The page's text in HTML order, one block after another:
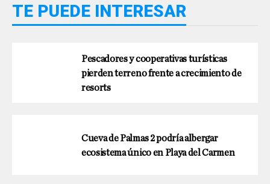
TE PUEDE INTERESAR
Pescadores y cooperativas turísticas
pierden terreno frente a crecimiento de
resorts
Cueva de Palmas 2 podría albergar
ecosistema único en Playa del Carmen